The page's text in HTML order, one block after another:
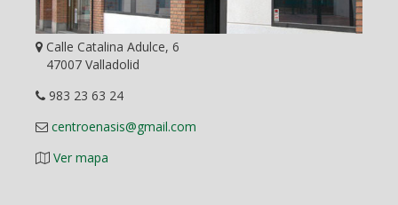
Calle Catalina Adulce, 6
47007 Valladolid
983 23 63 24
centroenasis@gmail.com
Ver mapa